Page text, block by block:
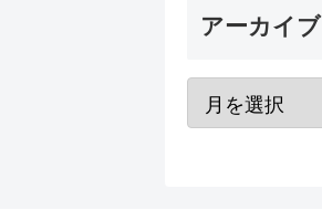
アーカイブ